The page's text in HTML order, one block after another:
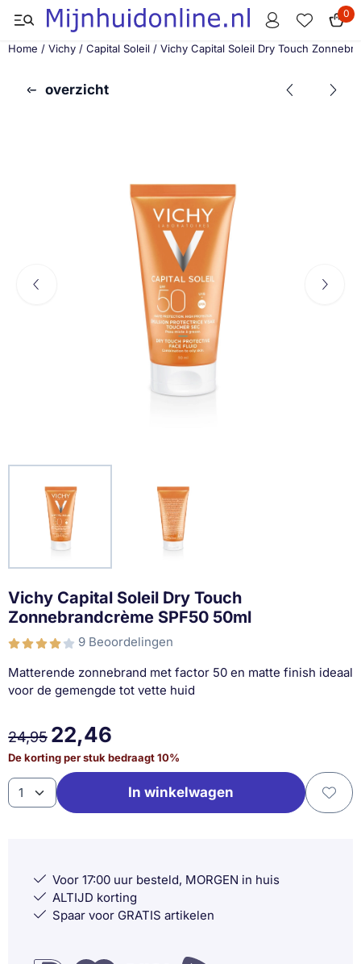
Cookievoorkeuren zijn momenteel gesloten. 0
Home / Vichy / Capital Soleil / Vichy Capital Soleil Dry Touch
overzicht
Vichy Capital Soleil Dry Touch
Zonnebrandcrème SPF50 50ml
9 Beoordelingen
Matterende zonnebrand met factor 50 en matte finish ideaal
voor de gemengde tot vette huid
24,95 22,46
De korting per stuk bedraagt10%
Aantal In winkelwagen
Voor 17:00 uur besteld, MORGEN in huis
ALTIJD korting
Spaar voor GRATIS artikelen